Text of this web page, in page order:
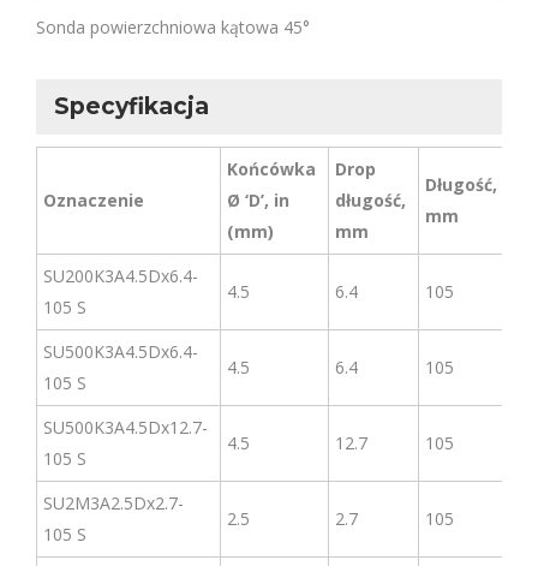
Sonda powierzchniowa kątowa 45°
Specyfikacja
Oznaczenie
Końcówka
Ø ‘D’, in
(mm)
Drop
długość,
mm
Długość,
mm
SU200K3A4.5Dx6.4-
105 S
4.5 6.4 105
SU500K3A4.5Dx6.4-
105 S
4.5 6.4 105
SU500K3A4.5Dx12.7-
105 S
4.5 12.7 105
SU2М3A2.5Dx2.7-
105 S
2.5 2.7 105